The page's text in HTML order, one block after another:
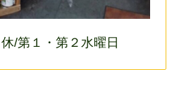
/第１・第２水曜日